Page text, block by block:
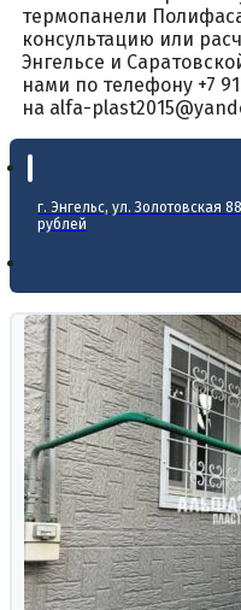
термопанели
консультацию или
Энгельсе и
нами по телефону +7
на alfa-
г. Энгельс, ул. Золотовская
рублей